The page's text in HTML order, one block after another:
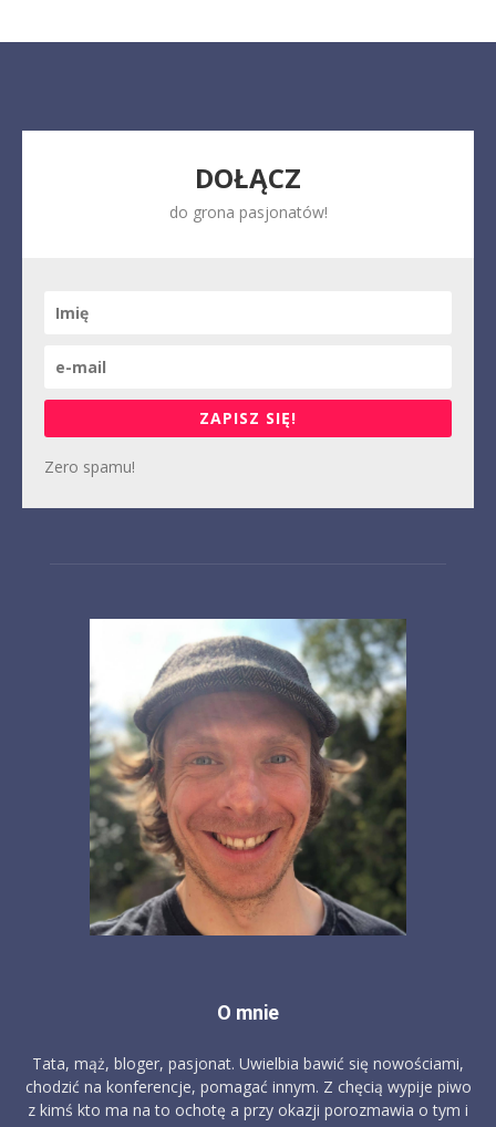
DOŁĄCZ
do grona pasjonatów!
ZAPISZ SIĘ!
Zero spamu!
O mnie
Tata, mąż, bloger, pasjonat. Uwielbia bawić się nowościami,
chodzić na konferencje, pomagać innym. Z chęcią wypije piwo
z kimś kto ma na to ochotę a przy okazji porozmawia o tym i